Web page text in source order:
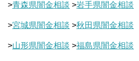
>青森県闇金相談 >岩手県闇金相談
>宮城県闇金相談 >秋田県闇金相談
>山形県闇金相談 >福島県闇金相談